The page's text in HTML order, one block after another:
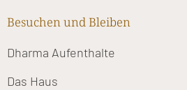
Besuchen und Bleiben
Dharma Aufenthalte
Das Haus